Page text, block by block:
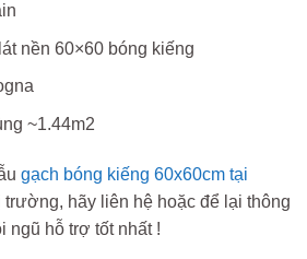
nền 60×60 bóng kiếng
~1.44m2
gạch bóng kiếng 60x60cm tại
trường, hãy liên hệ hoặc để lại thông
ngũ hỗ trợ tốt nhất !